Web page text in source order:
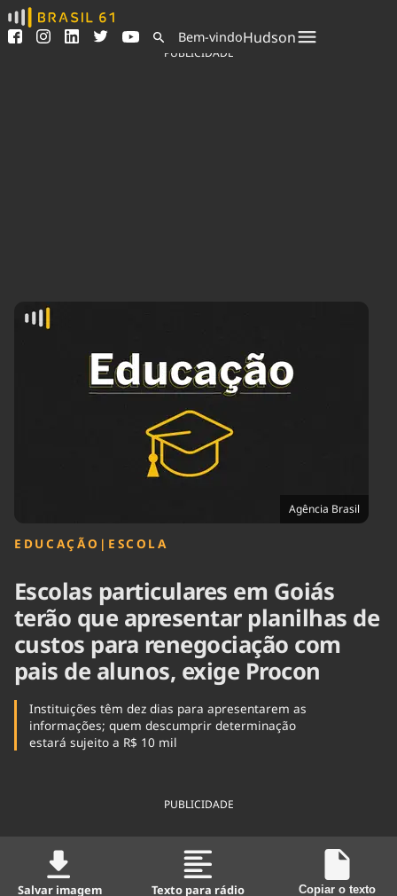
Ver todas as notícias
Podcasts
Indicadores
Agronegócios
Cultura
Economia
Educação
Infraestrutura
Internacional
Podcast
Política
Saúde
Bem-vindoHudson
PUBLICIDADE
Agência Brasil
EDUCAÇÃO | ESCOLA
Escolas particulares em Goiás
terão que apresentar planilhas de
custos para renegociação com
pais de alunos, exige Procon
Instituições têm dez dias para apresentarem as
informações; quem descumprir determinação
estará sujeito a R$ 10 mil
PUBLICIDADE
Salvar imagem Texto para rádio Copiar o texto